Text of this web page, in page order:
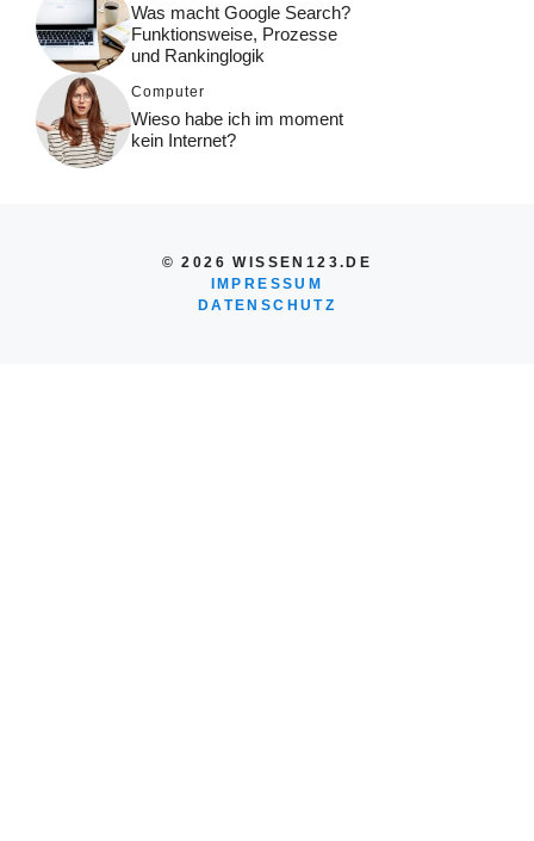
Was macht Google Search?
Funktionsweise, Prozesse
und Rankinglogik
Computer
Wieso habe ich im moment
kein Internet?
© 2026 WISSEN123.DE
IMPRESSUM
DATENSCHUTZ